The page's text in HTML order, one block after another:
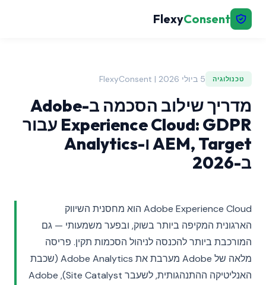
FlexyConsent
טכנולוגיה 5 ביולי 2026 | FlexyConsent
מדריך שילוב הסכמה ב-Adobe
Experience Cloud: GDPR עבור
AEM, Target ו-Analytics
ב-2026
Adobe Experience Cloud הוא מחסנית השיווק
הארגונית המקיפה ביותר בשוק, ובפער משמעותי — גם
המורכבת ביותר להכנסה לניהול הסכמות תקין. פריסה
מלאה של Adobe מערבת את Adobe Analytics (שכבת
האנליטיקה ההתנהגותית, לשעבר Site Catalyst), Adobe